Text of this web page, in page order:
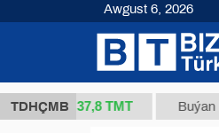
TDHÇMB
37,8 ТМТ Buýan
Awgust 6, 2026